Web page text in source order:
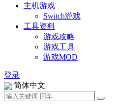
主机游戏
Switch游戏
工具资料
游戏攻略
游戏工具
游戏MOD
登录
简体中文